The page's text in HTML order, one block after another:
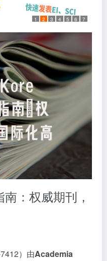
1 2 3 4 5 6 7
：权威期刊，
）由Academia